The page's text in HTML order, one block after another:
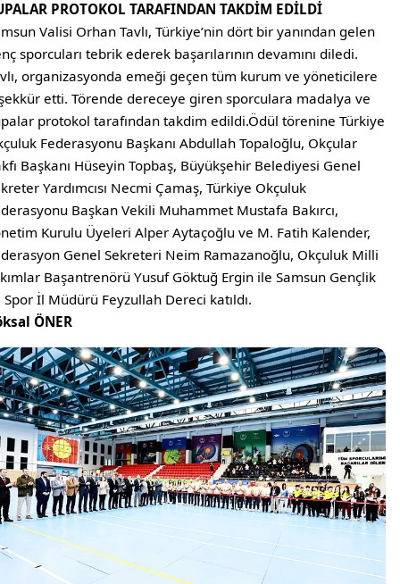
PROTOKOL TARAFINDAN TAKDİM EDİLDİ
Valisi Orhan Tavlı, Türkiye’nin dört bir yanından gelen
sporcuları tebrik ederek başarılarının devamını diledi.
organizasyonda emeği geçen tüm kurum ve yöneticilere
etti. Törende dereceye giren sporculara madalya ve
protokol tarafından takdim edildi.Ödül törenine Türkiye
Federasyonu Başkanı Abdullah Topaloğlu, Okçular
Başkanı Hüseyin Topbaş, Büyükşehir Belediyesi Genel
Yardımcısı Necmi Çamaş, Türkiye Okçuluk
Başkan Vekili Muhammet Mustafa Bakırcı,
Kurulu Üyeleri Alper Aytaçoğlu ve M. Fatih Kalender,
Genel Sekreteri Neim Ramazanoğlu, Okçuluk Milli
Başantrenörü Yusuf Göktuğ Ergin ile Samsun Gençlik
Spor İl Müdürü Feyzullah Dereci katıldı.
ÖNER